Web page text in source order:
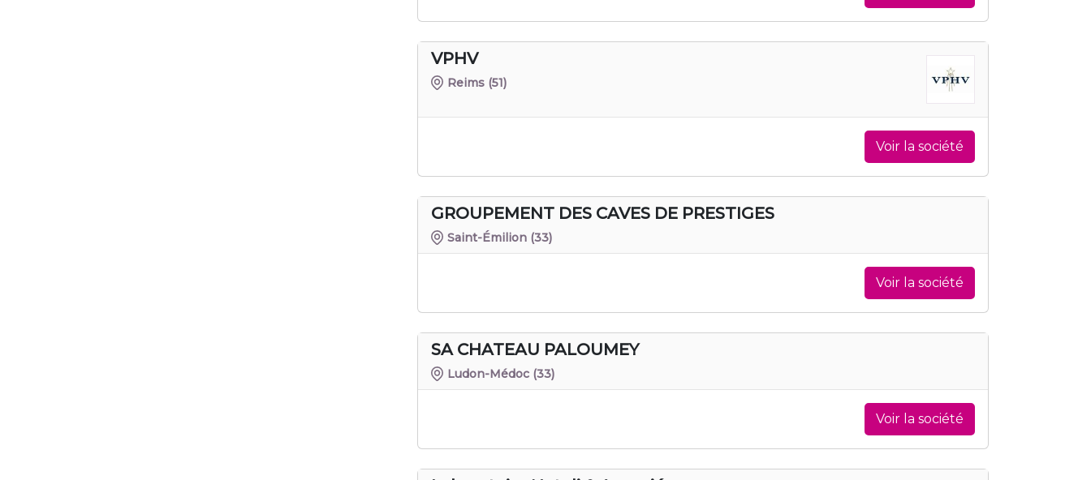
VPHV
Reims (51)
Voir la société
GROUPEMENT DES CAVES DE PRESTIGES
Saint-Émilion (33)
Voir la société
SA CHATEAU PALOUMEY
Ludon-Médoc (33)
Voir la société